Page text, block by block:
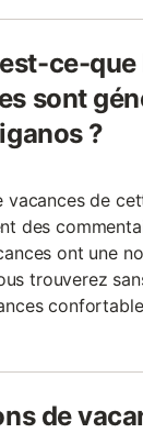
ce-
sont
?
vacances de
des
ont une
trouverez
de